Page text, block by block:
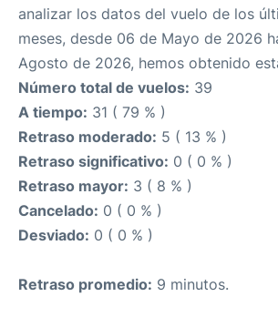
analizar los datos del vuelo de los
meses, desde 06 de Mayo de 2026
Agosto de 2026, hemos obtenido
Número total de vuelos: 39
A tiempo: 31 ( 79 % )
Retraso moderado: 5 ( 13 % )
Retraso significativo: 0 ( 0 % )
Retraso mayor: 3 ( 8 % )
Cancelado: 0 ( 0 % )
Desviado: 0 ( 0 % )
Retraso promedio: 9 minutos.